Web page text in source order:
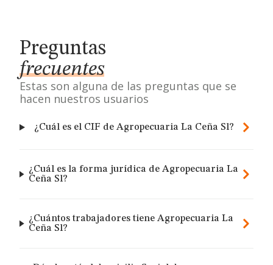
Preguntas
frecuentes
Estas son alguna de las preguntas que se
hacen nuestros usuarios
¿Cuál es el CIF de Agropecuaria La Ceña Sl?
¿Cuál es la forma jurídica de Agropecuaria La
Ceña Sl?
¿Cuántos trabajadores tiene Agropecuaria La
Ceña Sl?